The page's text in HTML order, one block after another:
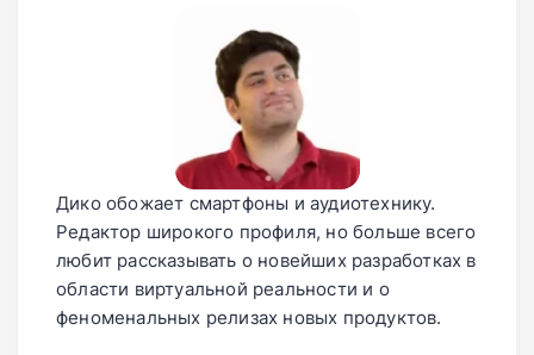
Дико обожает смартфоны и аудиотехнику.
Редактор широкого профиля, но больше всего
любит рассказывать о новейших разработках в
области виртуальной реальности и о
феноменальных релизах новых продуктов.